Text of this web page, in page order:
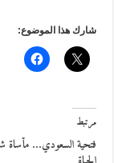
شارك هذا الموضوع:
مرتبط
فتحية السعودي… مأساة